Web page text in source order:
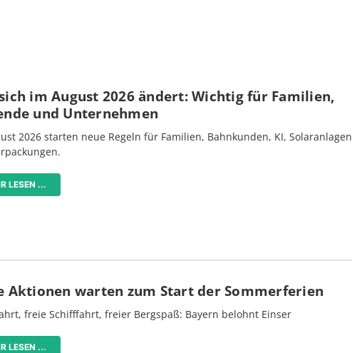
im August 2026 ändert: Wichtig für Familien,
und Unternehmen
2026 starten neue Regeln für Familien, Bahnkunden, KI, Solaranlagen
LESEN ...
Aktionen warten zum Start der Sommerferien
freie Schifffahrt, freier Bergspaß: Bayern belohnt Einser
LESEN ...